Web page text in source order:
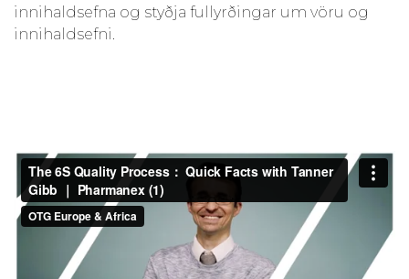
innihaldsefna og styðja fullyrðingar um vöru og
innihaldsefni.